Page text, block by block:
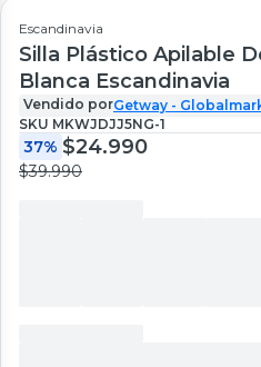
Escandinavia
Silla Plástico Apilable
Blanca Escandinavia
Vendido porGetway -
SKU MKWJDJJ5NG-1
37% $24.990
$39.990